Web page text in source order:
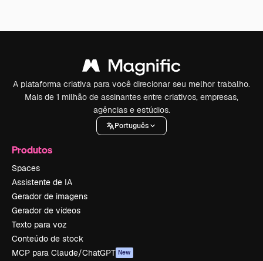
A plataforma criativa para você direcionar seu melhor trabalho.
Mais de 1 milhão de assinantes entre criativos, empresas,
agências e estúdios.
Português
Produtos
Spaces
Assistente de IA
Gerador de imagens
Gerador de vídeos
Texto para voz
Conteúdo de stock
MCP para Claude/ChatGPT New